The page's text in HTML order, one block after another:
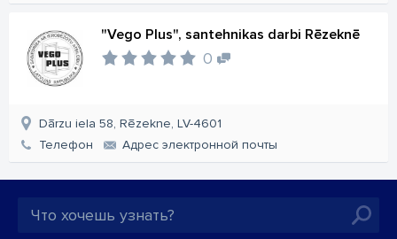
"Vego Plus", santehnikas darbi Rēzeknē
0
Dārzu iela 58, Rēzekne, LV-4601
Телефон
Aдрес электронной почты